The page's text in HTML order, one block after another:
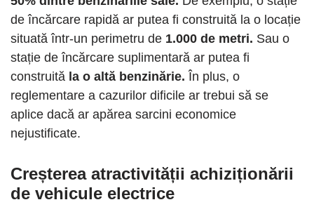
de încărcare rapidă ar putea fi construită la o locație
situată într-un perimetru de 1.000 de metri. Sau o
stație de încărcare suplimentară ar putea fi
construită la o altă benzinărie.În plus, o
reglementare a cazurilor dificile ar trebui să se
aplice dacă ar apărea sarcini economice
nejustificate.
Creșterea atractivității achiziționării
de vehicule electrice